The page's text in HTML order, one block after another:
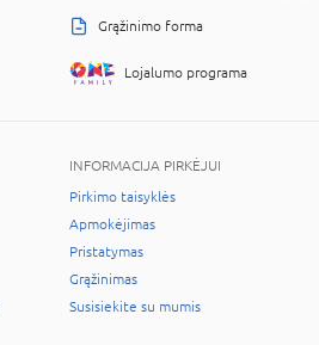
Grąžinimo forma
Lojalumo programa
INFORMACIJA PIRKĖJUI
Pirkimo taisyklės
Apmokėjimas
Pristatymas
Grąžinimas
Susisiekite su mumis